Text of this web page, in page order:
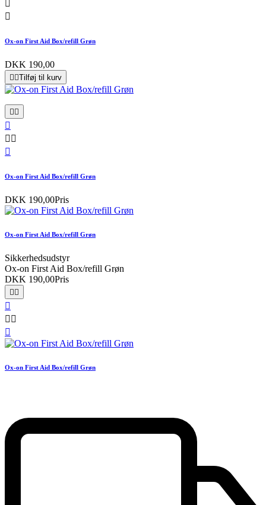

Ox-on First Aid Box/refill Grøn
DKK 190,00
 Tilføj til kurv
 

 

Ox-on First Aid Box/refill Grøn
DKK 190,00Pris
Ox-on First Aid Box/refill Grøn
Sikkerhedsudstyr
Ox-on First Aid Box/refill Grøn
DKK 190,00Pris


 

Ox-on First Aid Box/refill Grøn